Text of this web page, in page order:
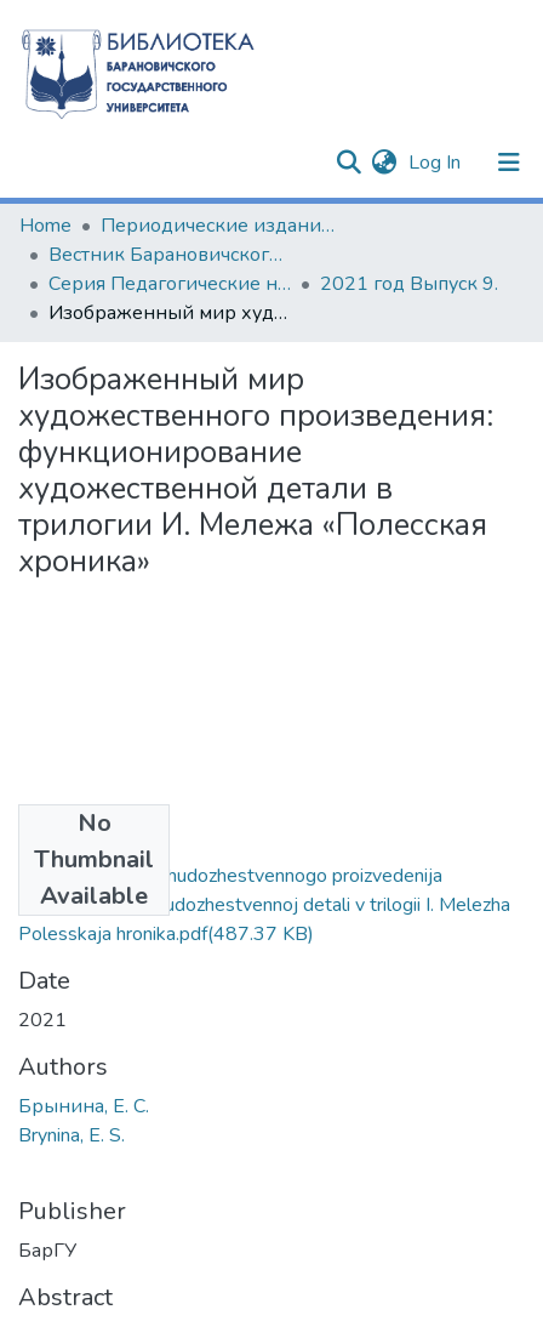
Log In (current)
Communities & Collections
All of DSpace
Statistics
Home
Периодические издания БарГУ
Вестник Барановичского государственного университета
Серия Педагогические науки. Психологические науки. Филологические науки (литературоведение)
2021 год Выпуск 9.
Изображенный мир художественного произведения: функционирование художественной детали в трилогии И. Мележа «Полесская хроника»
Изображенный мир
художественного произведения:
функционирование
художественной детали в
трилогии И. Мележа «Полесская
хроника»
No
Thumbnail
Available
Izobrazhennyj mir hudozhestvennogo proizvedenija
funkcionirovanie hudozhestvennoj detali v trilogii I. Melezha
Polesskaja hronika.pdf(487.37 KB)
Date
2021
Authors
Брынина, Е. С.
Brynina, Е. S.
Publisher
БарГУ
Abstract